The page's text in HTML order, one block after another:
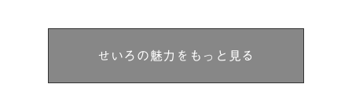
せいろの魅力をもっと見る